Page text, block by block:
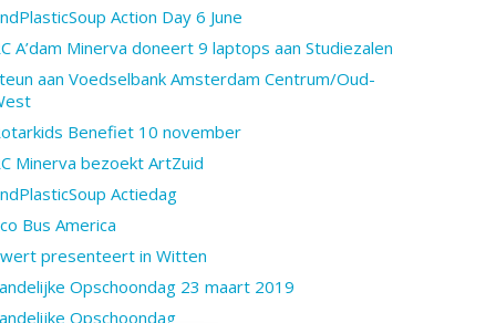
Action Day 6 June
A’dam Minerva doneert 9 laptops aan Studiezalen
aan Voedselbank Amsterdam Centrum/Oud-
Benefiet 10 november
Minerva bezoekt ArtZuid
Actiedag
Bus America
presenteert in Witten
Opschoondag 23 maart 2019
Opschoondag